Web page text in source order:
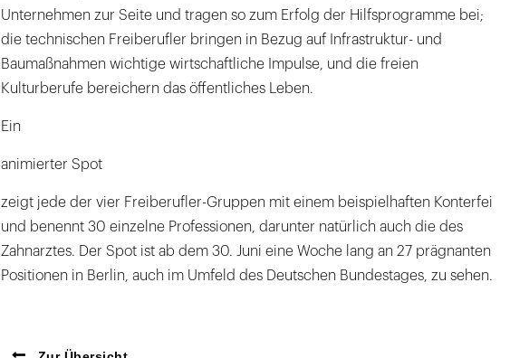
Unternehmen zur Seite und tragen so zum Erfolg der Hilfsprogramme bei;
die technischen Freiberufler bringen in Bezug auf Infrastruktur- und
Baumaßnahmen wichtige wirtschaftliche Impulse, und die freien
Kulturberufe bereichern das öffentliches Leben.
Ein
animierter Spot
zeigt jede der vier Freiberufler-Gruppen mit einem beispielhaften Konterfei
und benennt 30 einzelne Professionen, darunter natürlich auch die des
Zahnarztes. Der Spot ist ab dem 30. Juni eine Woche lang an 27 prägnanten
Positionen in Berlin, auch im Umfeld des Deutschen Bundestages, zu sehen.